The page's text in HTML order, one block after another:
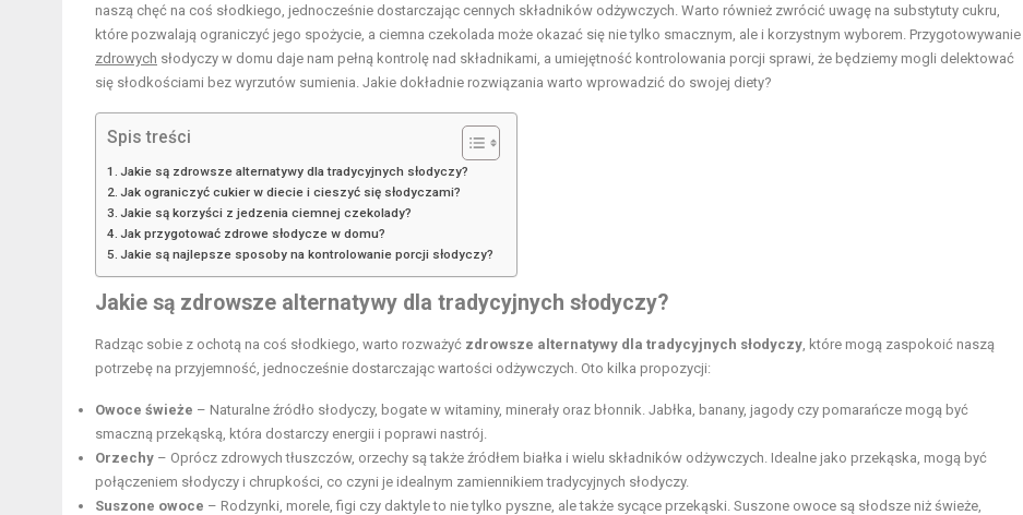
naszą chęć na coś słodkiego, jednocześnie dostarczając cennych składników odżywczych. Warto również zwrócić uwagę na substytuty cukru,
które pozwalają ograniczyć jego spożycie, a ciemna czekolada może okazać się nie tylko smacznym, ale i korzystnym wyborem. Przygotowywanie
zdrowych słodyczy w domu daje nam pełną kontrolę nad składnikami, a umiejętność kontrolowania porcji sprawi, że będziemy mogli delektować
się słodkościami bez wyrzutów sumienia. Jakie dokładnie rozwiązania warto wprowadzić do swojej diety?
Spis treści
Jakie są zdrowsze alternatywy dla tradycyjnych słodyczy?
Jak ograniczyć cukier w diecie i cieszyć się słodyczami?
Jakie są korzyści z jedzenia ciemnej czekolady?
Jak przygotować zdrowe słodycze w domu?
Jakie są najlepsze sposoby na kontrolowanie porcji słodyczy?
Jakie są zdrowsze alternatywy dla tradycyjnych słodyczy?
Radząc sobie z ochotą na coś słodkiego, warto rozważyć zdrowsze alternatywy dla tradycyjnych słodyczy , które mogą zaspokoić naszą
potrzebę na przyjemność, jednocześnie dostarczając wartości odżywczych. Oto kilka propozycji:
Owoce świeże – Naturalne źródło słodyczy, bogate w witaminy, minerały oraz błonnik. Jabłka, banany, jagody czy pomarańcze mogą być
smaczną przekąską, która dostarczy energii i poprawi nastrój.
Orzechy – Oprócz zdrowych tłuszczów, orzechy są także źródłem białka i wielu składników odżywczych. Idealne jako przekąska, mogą być
połączeniem słodyczy i chrupkości, co czyni je idealnym zamiennikiem tradycyjnych słodyczy.
Suszone owoce – Rodzynki, morele, figi czy daktyle to nie tylko pyszne, ale także sycące przekąski. Suszone owoce są słodsze niż świeże,